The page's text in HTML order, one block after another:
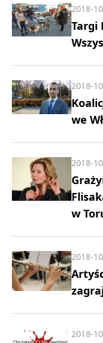
Targi
2018-
we
2018-
w
2018-
2018-
2018-